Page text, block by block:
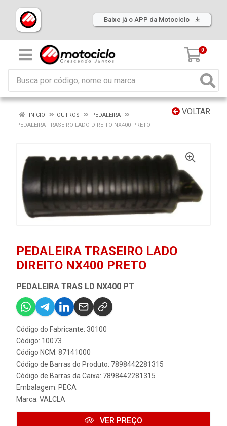
Baixe já o APP da Motociclo
0
VOLTAR
INÍCIO OUTROS
PEDALEIRA
PEDALEIRA TRASEIRO LADO DIREITO NX400 PRETO
PEDALEIRA TRASEIRO LADO
DIREITO NX400 PRETO
PEDALEIRA TRAS LD NX400 PT
Código do Fabricante: 30100
Código: 10073
Código NCM: 87141000
Código de Barras do Produto: 7898442281315
Código de Barras da Caixa: 7898442281315
Embalagem: PECA
Marca: VALCLA
VER PREÇO